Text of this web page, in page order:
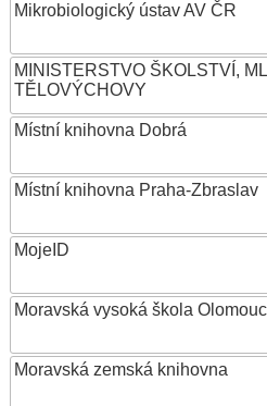
Mikrobiologický ústav AV ČR
MINISTERSTVO ŠKOLSTVÍ,
TĚLOVÝCHOVY
Místní knihovna Dobrá
Místní knihovna Praha-Zbraslav
MojeID
Moravská vysoká škola
Moravská zemská knihovna